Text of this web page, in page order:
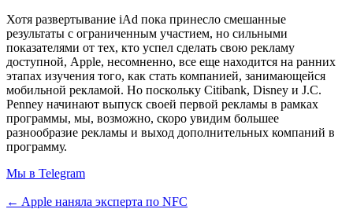
Хотя развертывание iAd пока принесло смешанные
результаты с ограниченным участием, но сильными
показателями от тех, кто успел сделать свою рекламу
доступной, Apple, несомненно, все еще находится на ранних
этапах изучения того, как стать компанией, занимающейся
мобильной рекламой. Но поскольку Citibank, Disney и J.C.
Penney начинают выпуск своей первой рекламы в рамках
программы, мы, возможно, скоро увидим большее
разнообразие рекламы и выход дополнительных компаний в
программу.
Мы в Telegram
← Apple наняла эксперта по NFC